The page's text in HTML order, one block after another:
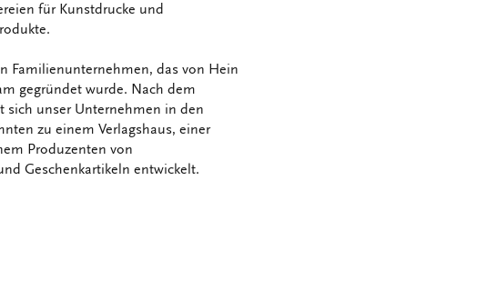
für Kunstdrucke und
Familienunternehmen, das von Hein
gegründet wurde. Nach dem
sich unser Unternehmen in den
zu einem Verlagshaus, einer
Produzenten von
Geschenkartikeln entwickelt.